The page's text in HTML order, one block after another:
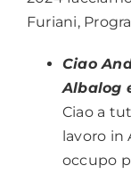
Furiani,
Ciao
Albalog
Ciao a
lavoro in
occupo